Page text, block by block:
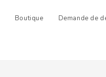
Boutique Demande de